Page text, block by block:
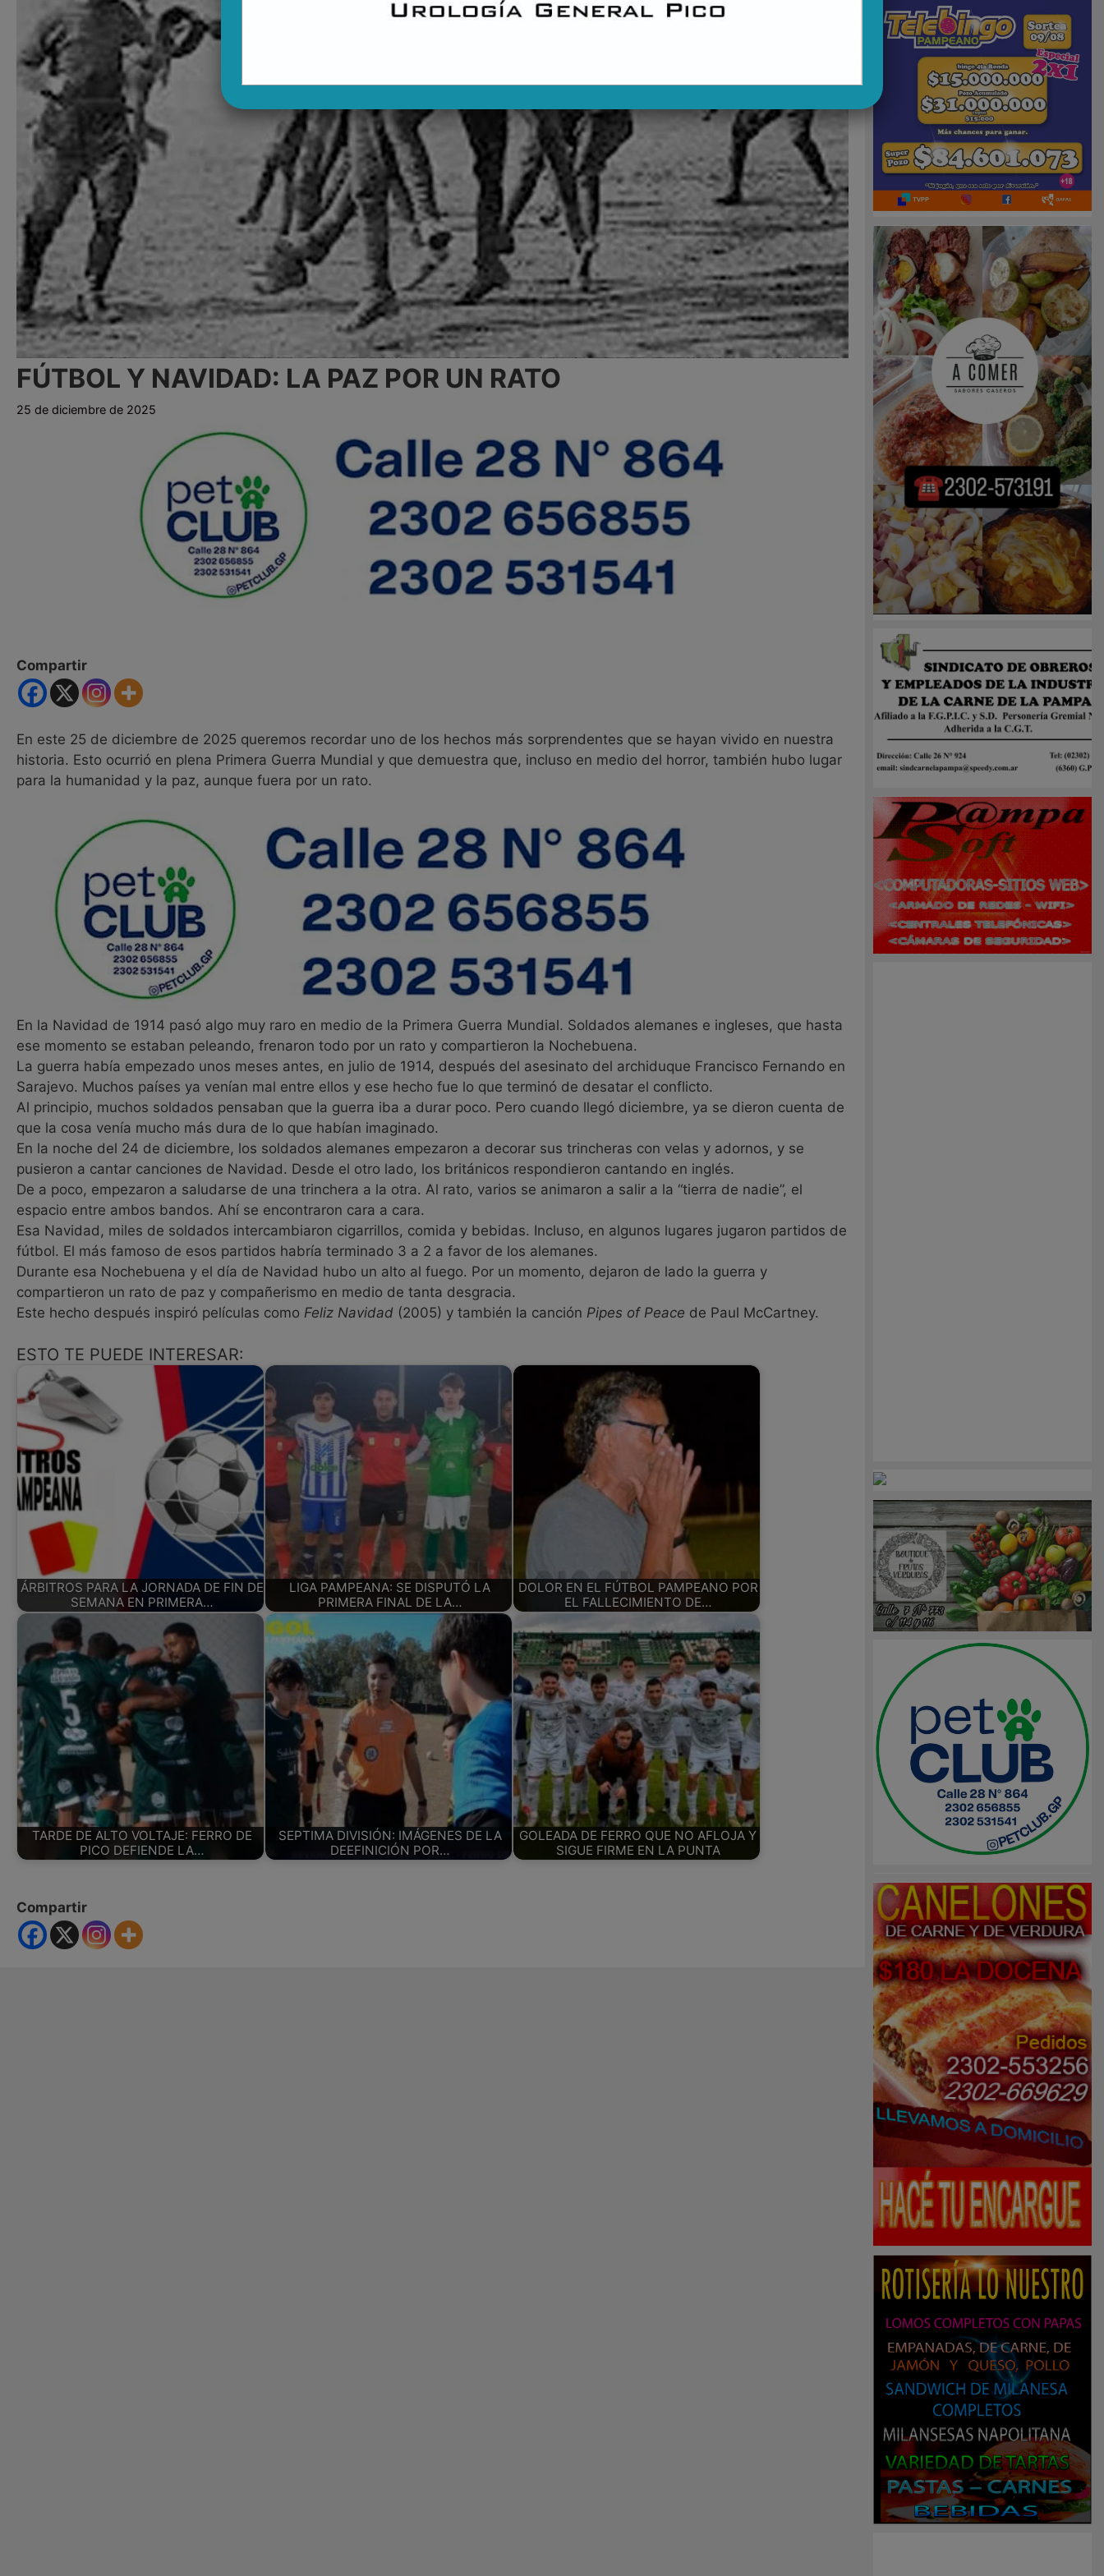
FÚTBOL Y NAVIDAD: LA PAZ POR UN RATO
25 de diciembre de 2025
Compartir
En este 25 de diciembre de 2025 queremos recordar uno de los hechos más sorprendentes que se hayan vivido en nuestra
historia. Esto ocurrió en plena Primera Guerra Mundial y que demuestra que, incluso en medio del horror, también hubo lugar
para la humanidad y la paz, aunque fuera por un rato.
En la Navidad de 1914 pasó algo muy raro en medio de la Primera Guerra Mundial. Soldados alemanes e ingleses, que hasta
ese momento se estaban peleando, frenaron todo por un rato y compartieron la Nochebuena.
La guerra había empezado unos meses antes, en julio de 1914, después del asesinato del archiduque Francisco Fernando en
Sarajevo. Muchos países ya venían mal entre ellos y ese hecho fue lo que terminó de desatar el conflicto.
Al principio, muchos soldados pensaban que la guerra iba a durar poco. Pero cuando llegó diciembre, ya se dieron cuenta de
que la cosa venía mucho más dura de lo que habían imaginado.
En la noche del 24 de diciembre, los soldados alemanes empezaron a decorar sus trincheras con velas y adornos, y se
pusieron a cantar canciones de Navidad. Desde el otro lado, los británicos respondieron cantando en inglés.
De a poco, empezaron a saludarse de una trinchera a la otra. Al rato, varios se animaron a salir a la “tierra de nadie”, el
espacio entre ambos bandos. Ahí se encontraron cara a cara.
Esa Navidad, miles de soldados intercambiaron cigarrillos, comida y bebidas. Incluso, en algunos lugares jugaron partidos de
fútbol. El más famoso de esos partidos habría terminado 3 a 2 a favor de los alemanes.
Durante esa Nochebuena y el día de Navidad hubo un alto al fuego. Por un momento, dejaron de lado la guerra y
compartieron un rato de paz y compañerismo en medio de tanta desgracia.
Este hecho después inspiró películas como Feliz Navidad (2005) y también la canción Pipes of Peace de Paul McCartney.
ESTO TE PUEDE INTERESAR:
ÁRBITROS PARA LA JORNADA DE FIN DE
SEMANA EN PRIMERA…
LIGA PAMPEANA: SE DISPUTÓ LA
PRIMERA FINAL DE LA…
DOLOR EN EL FÚTBOL PAMPEANO POR
EL FALLECIMIENTO DE…
TARDE DE ALTO VOLTAJE: FERRO DE
PICO DEFIENDE LA…
SEPTIMA DIVISIÓN: IMÁGENES DE LA
DEEFINICIÓN POR…
GOLEADA DE FERRO QUE NO AFLOJA Y
SIGUE FIRME EN LA PUNTA
Compartir